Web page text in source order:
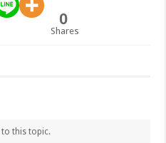
0
Shares
to this topic.